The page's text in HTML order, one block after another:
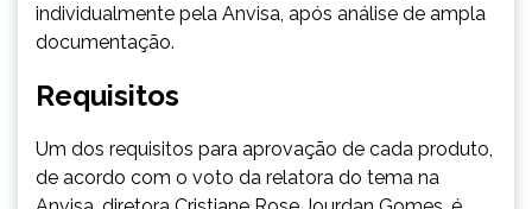
individualmente pela Anvisa, após análise de ampla
documentação.
Requisitos
Um dos requisitos para aprovação de cada produto,
de acordo com o voto da relatora do tema na